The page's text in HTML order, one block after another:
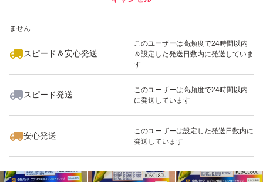
ません
スピード＆安心発送
このユーザーは高頻度で24時間以内
＆設定した発送日数内に発送していま
す
スピード発送
このユーザーは高頻度で24時間以内
に発送しています
安心発送
このユーザーは設定した発送日数内に
発送しています
いいね！
4,000